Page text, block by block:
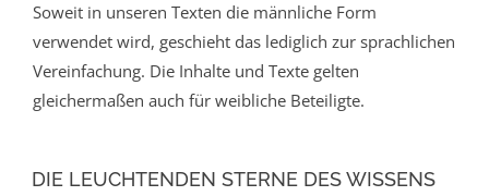
Soweit in unseren Texten die männliche Form
verwendet wird, geschieht das lediglich zur sprachlichen
Vereinfachung. Die Inhalte und Texte gelten
gleichermaßen auch für weibliche Beteiligte.
DIE LEUCHTENDEN STERNE DES WISSENS